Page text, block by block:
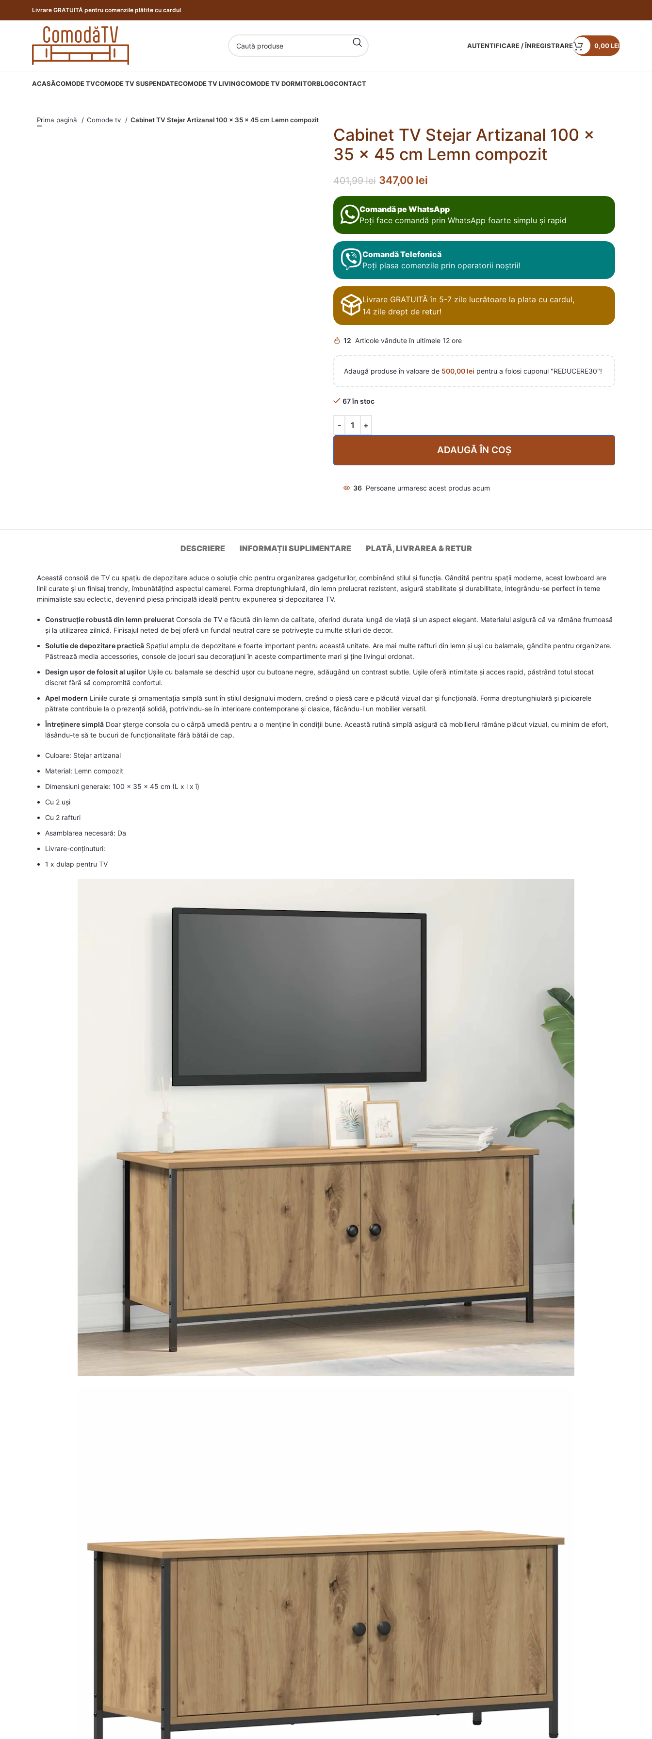
Livrare GRATUITĂ pentru comenzile plătite cu cardul
AUTENTIFICARE / ÎNREGISTRARE 0,00LEI
ACASĂCOMODE TVCOMODE TV SUSPENDATECOMODE TV LIVINGCOMODE TV DORMITORBLOGCONTACT
Prima pagină Comode tv Cabinet TV Stejar Artizanal 100 x 35 x 45 cm Lemn compozit
Cabinet TV Stejar Artizanal 100 x
35 x 45 cm Lemn compozit
401,99lei 347,00 lei
Comandă pe WhatsApp
Poți face comandă prin WhatsApp foarte simplu și rapid
Comandă Telefonică
Poți plasa comenzile prin operatorii noștrii!
Livrare GRATUITĂ în 5-7 zile lucrătoare la plata cu cardul,
14 zile drept de retur!
12 Articole vândute în ultimele 12 ore
Adaugă produse în valoare de 500,00 lei pentru a folosi cuponul "REDUCERE30"!
67 în stoc
ADAUGĂ ÎN COȘ
36 Persoane urmaresc acest produs acum
DESCRIERE INFORMAȚII SUPLIMENTARE PLATĂ, LIVRAREA & RETUR
Această consolă de TV cu spațiu de depozitare aduce o soluție chic pentru organizarea gadgeturilor, combinând stilul și funcția. Gândită pentru spații moderne, acest lowboard are
linii curate și un finisaj trendy, îmbunătățind aspectul camerei. Forma dreptunghiulară, din lemn prelucrat rezistent, asigură stabilitate și durabilitate, integrându-se perfect în teme
minimaliste sau eclectic, devenind piesa principală ideală pentru expunerea și depozitarea TV.
Construcție robustă din lemn prelucrat Consola de TV e făcută din lemn de calitate, oferind durata lungă de viață și un aspect elegant. Materialul asigură că va rămâne frumoasă
și la utilizarea zilnică. Finisajul neted de bej oferă un fundal neutral care se potrivește cu multe stiluri de decor.
Solutie de depozitare practică Spațiul amplu de depozitare e foarte important pentru această unitate. Are mai multe rafturi din lemn și uși cu balamale, gândite pentru organizare.
Păstrează media accessories, console de jocuri sau decorațiuni în aceste compartimente mari și ține livingul ordonat.
Design ușor de folosit al ușilor Ușile cu balamale se deschid ușor cu butoane negre, adăugând un contrast subtle. Ușile oferă intimitate și acces rapid, păstrând totul stocat
discret fără să compromită confortul.
Apel modern Liniile curate și ornamentația simplă sunt în stilul designului modern, creând o piesă care e plăcută vizual dar și funcțională. Forma dreptunghiulară și picioarele
pătrate contribuie la o prezență solidă, potrivindu-se în interioare contemporane și clasice, făcându-l un mobilier versatil.
Întreținere simplă Doar șterge consola cu o cârpă umedă pentru a o menține în condiții bune. Această rutină simplă asigură că mobilierul rămâne plăcut vizual, cu minim de efort,
lăsându-te să te bucuri de funcționalitate fără bătăi de cap.
Culoare: Stejar artizanal
Material: Lemn compozit
Dimensiuni generale: 100 x 35 x 45 cm (L x l x î)
Cu 2 uși
Cu 2 rafturi
Asamblarea necesară: Da
Livrare-conținuturi:
1 x dulap pentru TV